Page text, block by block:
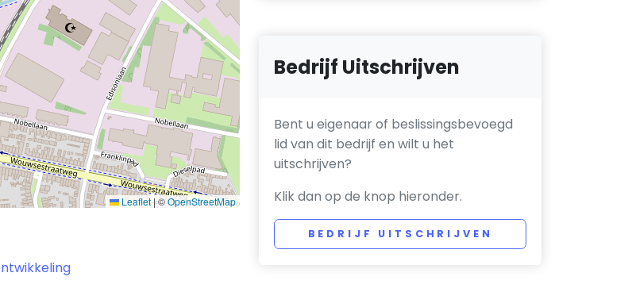
Leaflet|©OpenStreetMap
Bedrijf Uitschrijven
Bent u eigenaar of beslissingsbevoegd
lid van dit bedrijf en wilt u het
uitschrijven?
Klik dan op de knop hieronder.
BEDRIJF UITSCHRIJVEN